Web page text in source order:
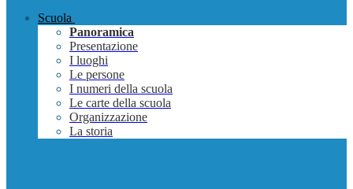
Scuola
Panoramica
Presentazione
I luoghi
Le persone
I numeri della scuola
Le carte della scuola
Organizzazione
La storia